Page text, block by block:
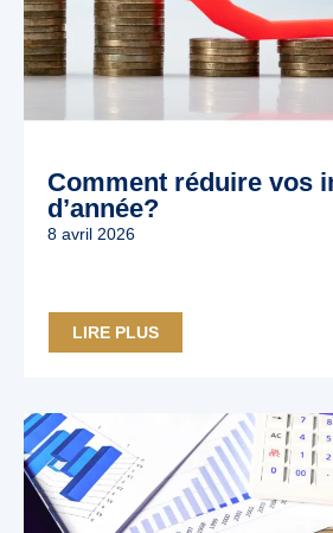
Comment réduire vos
d’année?
8 avril 2026
LIRE PLUS